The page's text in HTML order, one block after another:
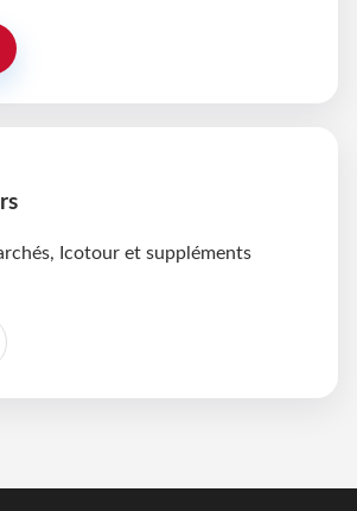
Icotour et suppléments